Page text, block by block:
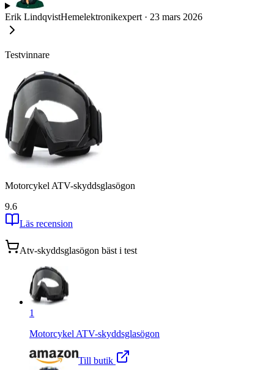
Erik LindqvistHemelektronikexpert · 23 mars 2026
Testvinnare
Motorcykel ATV-skyddsglasögon
9.6
Läs recension
Atv-skyddsglasögon bäst i test
1
Motorcykel ATV-skyddsglasögon
Till butik